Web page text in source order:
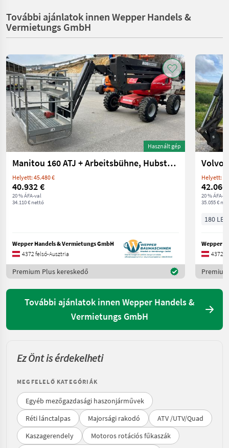
További ajánlatok innen Wepper Handels &
Vermietungs GmbH
Használt gép
Manitou 160 ATJ + Arbeitsbühne, Hubsteiger
Helyett: 45.480 €
40.932 €
20 % ÁFA-val
34.110 € nettó
Wepper Handels & Vermietungs GmbH
4372 felső-Ausztria
Premium Plus kereskedő
Volvo
Helyett:
42.066
20 % ÁFA-
35.055 €
180 LE/
Wepper
4372
További ajánlatok innen Wepper Handels &
Vermietungs GmbH
Ez Önt is érdekelheti
MEGFELELŐ KATEGÓRIÁK
Egyéb mezőgazdasági haszonjárművek
Réti lánctalpas
Majorsági rakodó
ATV /UTV/Quad
Kaszagerendely
Motoros rotációs fűkaszák